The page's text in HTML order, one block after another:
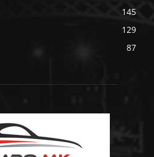
145
129
87